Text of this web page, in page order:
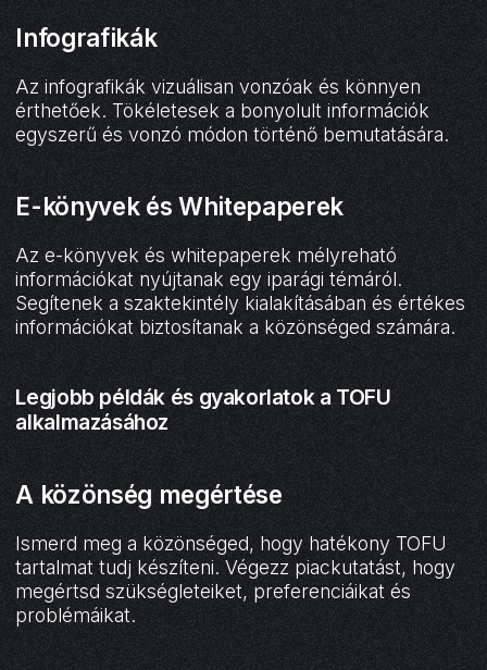
Infografikák
Az infografikák vizuálisan vonzóak és könnyen
érthetőek. Tökéletesek a bonyolult információk
egyszerű és vonzó módon történő bemutatására.
E-könyvek és Whitepaperek
Az e-könyvek és whitepaperek mélyreható
információkat nyújtanak egy iparági témáról.
Segítenek a szaktekintély kialakításában és értékes
információkat biztosítanak a közönséged számára.
Legjobb példák és gyakorlatok a TOFU
alkalmazásához
A közönség megértése
Ismerd meg a közönséged, hogy hatékony TOFU
tartalmat tudj készíteni. Végezz piackutatást, hogy
megértsd szükségleteiket, preferenciáikat és
problémáikat.